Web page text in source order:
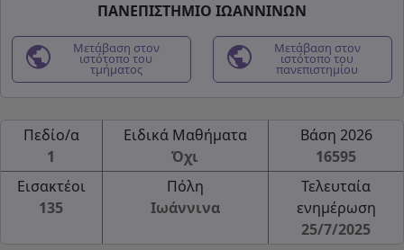
ΠΑΝΕΠΙΣΤΗΜΙΟ ΙΩΑΝΝΙΝΩΝ
public Μετάβαση στον
ιστότοπο του
τμήματος public Μετάβαση στον
ιστότοπο του
πανεπιστημίου
Πεδίο/α
1
Ειδικά Μαθήματα
Όχι
Βάση 2026
16595
Εισακτέοι
135
Πόλη
Ιωάννινα
Τελευταία
ενημέρωση
25/7/2025